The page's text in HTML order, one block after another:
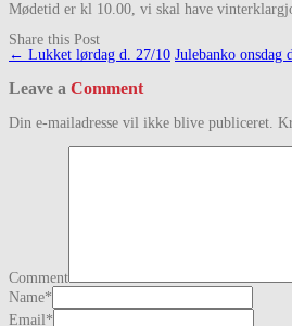
Mødetid er kl 10.00, vi skal have
Share this Post
Post
← Lukket lørdag d. 27/10 Julebanko onsdag
Leave a Comment
Din e-mailadresse vil ikke blive publiceret.
Comment
Name*
Email *